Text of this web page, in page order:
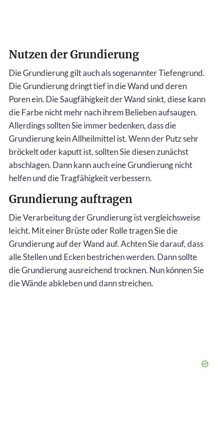
Nutzen der Grundierung
Die Grundierung gilt auch als sogenannter Tiefengrund.
Die Grundierung dringt tief in die Wand und deren
Poren ein. Die Saugfähigkeit der Wand sinkt, diese kann
die Farbe nicht mehr nach ihrem Belieben aufsaugen.
Allerdings sollten Sie immer bedenken, dass die
Grundierung kein Allheilmittel ist. Wenn der Putz sehr
bröckelt oder kaputt ist, sollten Sie diesen zunächst
abschlagen. Dann kann auch eine Grundierung nicht
helfen und die Tragfähigkeit verbessern.
Grundierung auftragen
Die Verarbeitung der Grundierung ist vergleichsweise
leicht. Mit einer Brüste oder Rolle tragen Sie die
Grundierung auf der Wand auf. Achten Sie darauf, dass
alle Stellen und Ecken bestrichen werden. Dann sollte
die Grundierung ausreichend trocknen. Nun können Sie
die Wände abkleben und dann streichen.